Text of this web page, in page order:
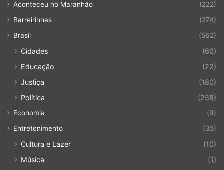
Aconteceu no Maranhão
(222)
Barreirinhas
(274)
Brasil
(562)
Cidades
(60)
Educação
(22)
Justiça
(180)
Política
(258)
Economia
(9)
Entretenimento
(35)
Cultura e Lazer
(10)
Música
(1)